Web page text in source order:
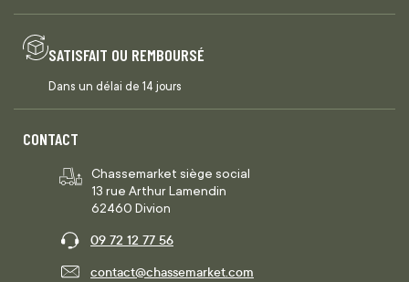
SATISFAIT OU REMBOURSÉ
Dans un délai de 14 jours
CONTACT
Chassemarket siège social
13 rue Arthur Lamendin
62460 Divion
09 72 12 77 56
contact@chassemarket.com